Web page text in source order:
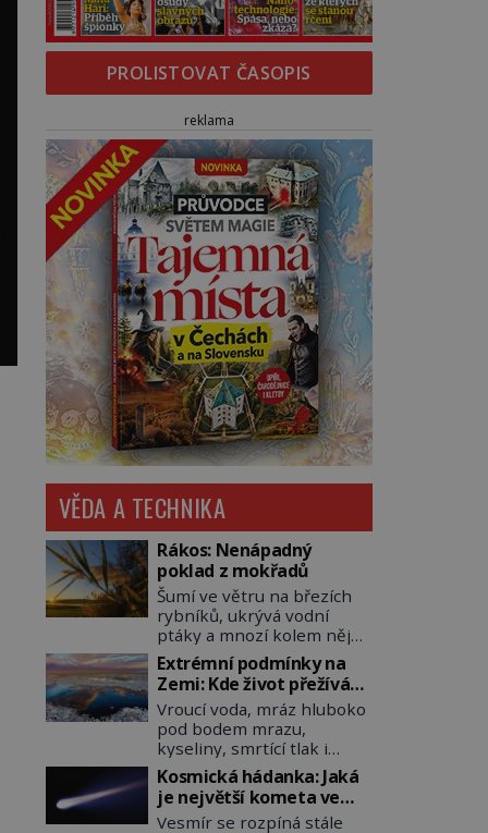
PROLISTOVAT ČASOPIS
reklama
VĚDA A TECHNIKA
Rákos: Nenápadný
poklad z mokřadů
Šumí ve větru na březích
rybníků, ukrývá vodní
ptáky a mnozí kolem něj
procházejí bez povšimnutí.
Přesto právě rákos
pomáhal stavět domy,
vyrábět lodě, zapisovat
první texty a inspiroval
řadu pověstí. Tato
skromná, ale užitečná
rostlina provází člověka už
tisíce let. Většina lidí vnímá
Extrémní podmínky na
Zemi: Kde život přežívá
navzdory všemu
Vroucí voda, mráz hluboko
pod bodem mrazu,
kyseliny, smrtící tlak i
pouště, kde celé roky
nespadne jediná kapka
deště. Na první pohled
místa, kde nemůže
Kosmická hádanka: Jaká
je největší kometa ve
známém vesmíru?
Vesmír se rozpíná stále